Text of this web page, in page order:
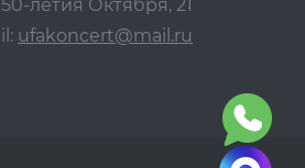
летия Октября, 21
ufakoncert@mail.ru